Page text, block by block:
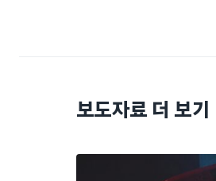
보도자료 더 보기